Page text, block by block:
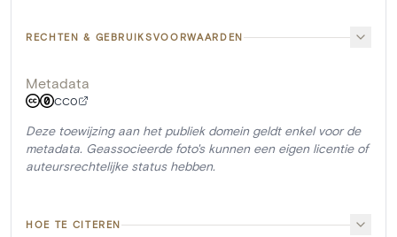
RECHTEN & GEBRUIKSVOORWAARDEN
Metadata
CC0
Deze toewijzing aan het publiek domein geldt enkel voor de
metadata. Geassocieerde foto's kunnen een eigen licentie of
auteursrechtelijke status hebben.
HOE TE CITEREN